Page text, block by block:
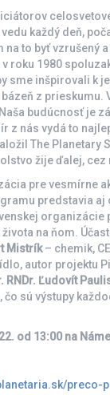
každý deň,
na to byť vzrušený
roku 1980
sme inšpirovali k
z prieskumu.
budúcnosť je
z nás vydá to
The Planetary
žije ďalej, cez
pre vesmírne
predstavia aj
organizácie
na ňom.
Mistrík– chemik,
autor projektu
RNDr. Ľudovít
sú výstupy
od 13:00 na
preco-